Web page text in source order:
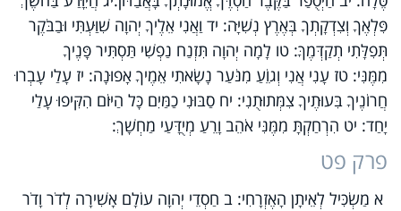
פִּלְאֶךָ וְצִדְקָתְךָ בְּאֶרֶץ נְשִׁיָּה: יד וַאֲנִי אֵלֶיךָ יְהוָה שִׁוַּעְתִּי וּבַבֹּקֶר
תְּפִלָּתִי תְקַדְּמֶךָּ: טו לָמָה יְהוָה תִּזְנַח נַפְשִׁי תַּסְתִּיר פָּנֶיךָ
מִמֶּנִּי: טז עָנִי אֲנִי וְגוֵֹעַ מִנֹּעַר נָשָׂאתִי אֵמֶיךָ אָפוּנָה: יז עָלַי עָבְרוּ
חֲרוֹנֶיךָ בִּעוּתֶיךָ צִמְּתוּתֻנִי: יח סַבּוּנִי כַמַּיִם כָּל הַיּוֹם הִקִּיפוּ עָלַי
יָחַד: יט הִרְחַקְתָּ מִמֶּנִּי אֹהֵב וָרֵעַ מְיֻדָּעַי מַחְשָׁךְ:
פרק פט
א מַשְׂכִּיל לְאֵיתָן הָאֶזְרָחִי: ב חַסְדֵי יְהוָה עוֹלָם אָשִׁירָה לְדֹר וָדֹר